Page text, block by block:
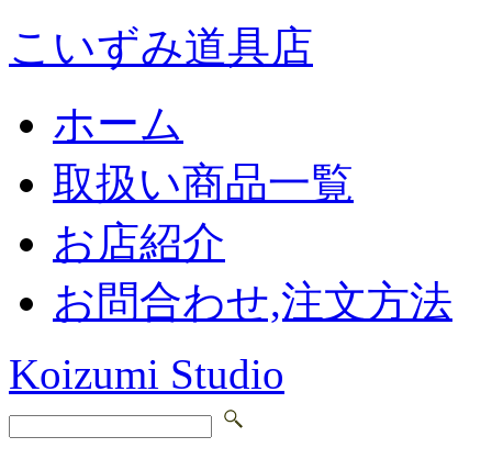
こいずみ道具店
ホーム
取扱い商品一覧
お店紹介
お問合わせ,注文方法
Koizumi Studio